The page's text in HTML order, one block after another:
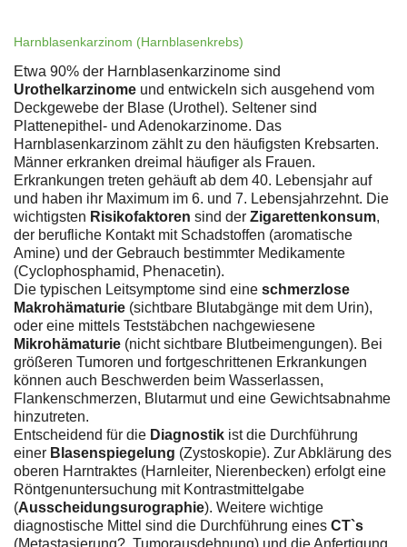
Harnblasenkarzinom (Harnblasenkrebs)
Etwa 90% der Harnblasenkarzinome sind
Urothelkarzinome und entwickeln sich ausgehend vom
Deckgewebe der Blase (Urothel). Seltener sind
Plattenepithel- und Adenokarzinome. Das
Harnblasenkarzinom zählt zu den häufigsten Krebsarten.
Männer erkranken dreimal häufiger als Frauen.
Erkrankungen treten gehäuft ab dem 40. Lebensjahr auf
und haben ihr Maximum im 6. und 7. Lebensjahrzehnt. Die
wichtigsten Risikofaktoren sind der Zigarettenkonsum,
der berufliche Kontakt mit Schadstoffen (aromatische
Amine) und der Gebrauch bestimmter Medikamente
(Cyclophosphamid, Phenacetin).
Die typischen Leitsymptome sind eine schmerzlose
Makrohämaturie (sichtbare Blutabgänge mit dem Urin),
oder eine mittels Teststäbchen nachgewiesene
Mikrohämaturie (nicht sichtbare Blutbeimengungen). Bei
größeren Tumoren und fortgeschrittenen Erkrankungen
können auch Beschwerden beim Wasserlassen,
Flankenschmerzen, Blutarmut und eine Gewichtsabnahme
hinzutreten.
Entscheidend für die Diagnostik ist die Durchführung
einer Blasenspiegelung (Zystoskopie). Zur Abklärung des
oberen Harntraktes (Harnleiter, Nierenbecken) erfolgt eine
Röntgenuntersuchung mit Kontrastmittelgabe
(Ausscheidungsurographie). Weitere wichtige
diagnostische Mittel sind die Durchführung eines CT`s
(Metastasierung?, Tumorausdehnung) und die Anfertigung